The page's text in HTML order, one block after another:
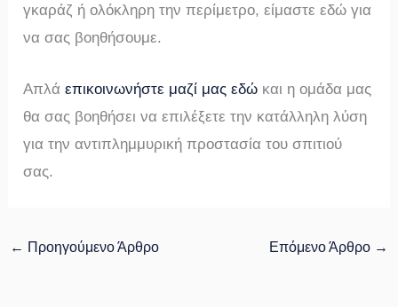
γκαράζ ή ολόκληρη την περίμετρο, είμαστε εδώ για
να σας βοηθήσουμε.
Απλάεπικοινωνήστε μαζί μας εδώ και η ομάδα μας
θα σας βοηθήσει να επιλέξετε την κατάλληλη λύση
για την αντιπλημμυρική προστασία του σπιτιού
σας.
← Προηγούμενο Άρθρο Επόμενο Άρθρο →